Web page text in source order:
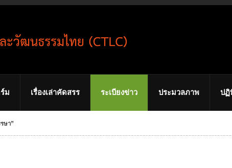
ม เรื่องเล่าคัดสรร ระเบียงข่าว ประมวลภาพ ปฏิ
ษา”